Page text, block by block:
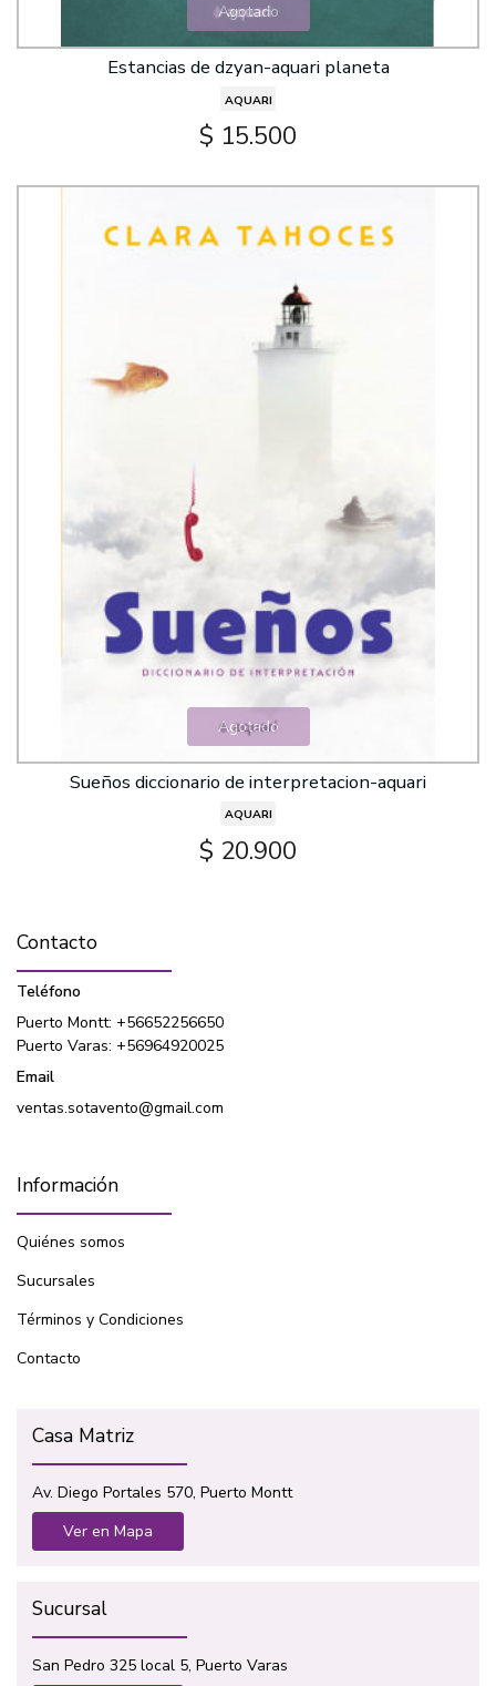
Agotado
Estancias de dzyan-aquari planeta
AQUARI
$ 15.500
Agotado
Sueños diccionario de interpretacion-aquari
AQUARI
$ 20.900
Contacto
Teléfono
Puerto Montt: +56652256650
Puerto Varas: +56964920025
Email
ventas.sotavento@gmail.com
Información
Quiénes somos
Sucursales
Términos y Condiciones
Contacto
Casa Matriz
Av. Diego Portales 570, Puerto Montt
Ver en Mapa
Sucursal
San Pedro 325 local 5, Puerto Varas